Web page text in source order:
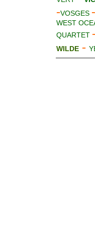
-VOSGES -
WEST
QUARTET
WILDE -